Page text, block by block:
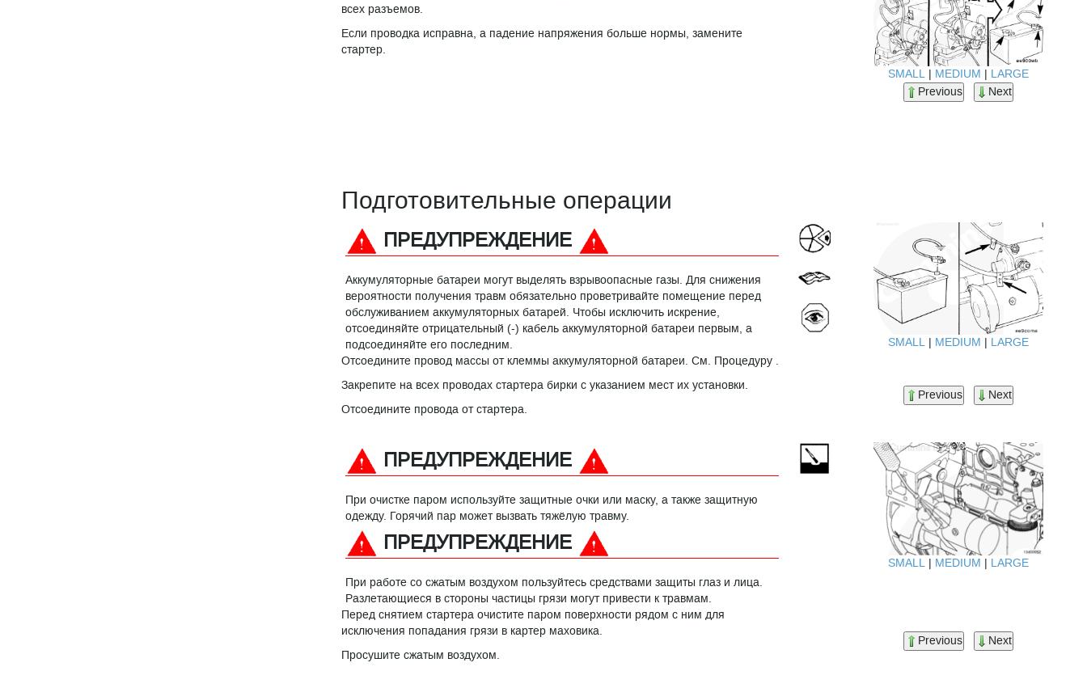
всех разъемов.
Если проводка исправна, а падение напряжения больше нормы, замените
стартер.
SMALL | MEDIUM | LARGE
Previous
Next
Подготовительные операции
ПРЕДУПРЕЖДЕНИЕ
Аккумуляторные батареи могут выделять взрывоопасные газы. Для снижения
вероятности получения травм обязательно проветривайте помещение перед
обслуживанием аккумуляторных батарей. Чтобы исключить искрение,
отсоединяйте отрицательный (-) кабель аккумуляторной батареи первым, а
подсоединяйте его последним.
Отсоедините провод массы от клеммы аккумуляторной батареи. См. Процедуру .
Закрепите на всех проводах стартера бирки с указанием мест их установки.
Отсоедините провода от стартера.
SMALL | MEDIUM | LARGE
Previous Next
ПРЕДУПРЕЖДЕНИЕ
При очистке паром используйте защитные очки или маску, а также защитную
одежду. Горячий пар может вызвать тяжёлую травму.
ПРЕДУПРЕЖДЕНИЕ
При работе со сжатым воздухом пользуйтесь средствами защиты глаз и лица.
Разлетающиеся в стороны частицы грязи могут привести к травмам.
Перед снятием стартера очистите паром поверхности рядом с ним для
исключения попадания грязи в картер маховика.
Просушите сжатым воздухом.
SMALL | MEDIUM | LARGE
Previous Next